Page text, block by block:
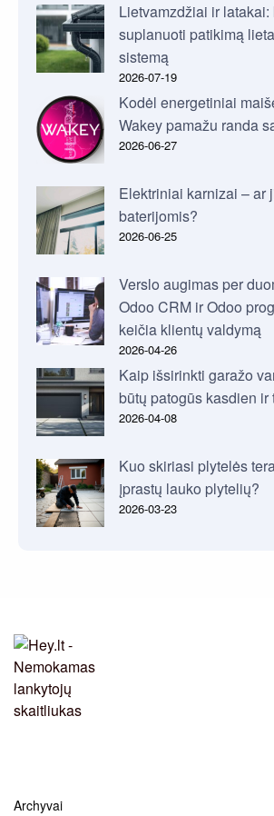
Lietvamzdžiai ir latakai:
suplanuoti patikimą
sistemą
2026-07-19
Kodėl energetiniai
Wakey pamažu randa
2026-06-27
Elektriniai karnizai – ar
baterijomis?
2026-06-25
Verslo augimas per
Odoo CRM ir Odoo
keičia klientų valdymą
2026-04-26
Kaip išsirinkti garažo
būtų patogūs kasdien ir
2026-04-08
Kuo skiriasi plytelės
įprastų lauko plytelių?
2026-03-23
Archyvai